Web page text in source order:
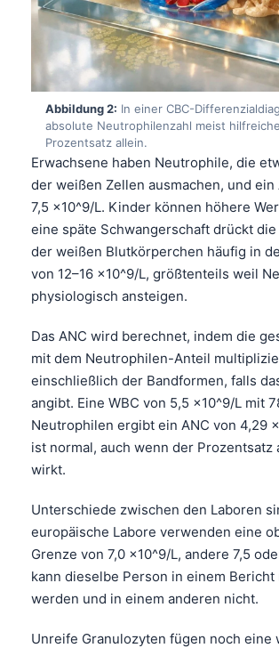
Abbildung 2: In einer CBC-
absolute Neutrophilenzahl meist
Prozentsatz allein.
Erwachsene haben Neutrophile, die
der weißen Zellen ausmachen, und ein
7,5 ×10^9/L. Kinder können höhere
eine späte Schwangerschaft drückt die
der weißen Blutkörperchen häufig in
von 12–16 ×10^9/L, größtenteils weil
physiologisch ansteigen.
Das ANC wird berechnet, indem die
mit dem Neutrophilen-Anteil
einschließlich der Bandformen, falls
angibt. Eine WBC von 5,5 ×10^9/L mit
Neutrophilen ergibt ein ANC von 4,29
ist normal, auch wenn der Prozentsatz
wirkt.
Unterschiede zwischen den Laboren
europäische Labore verwenden eine
Grenze von 7,0 ×10^9/L, andere 7,5
kann dieselbe Person in einem
werden und in einem anderen nicht.
Unreife Granulozyten fügen noch eine